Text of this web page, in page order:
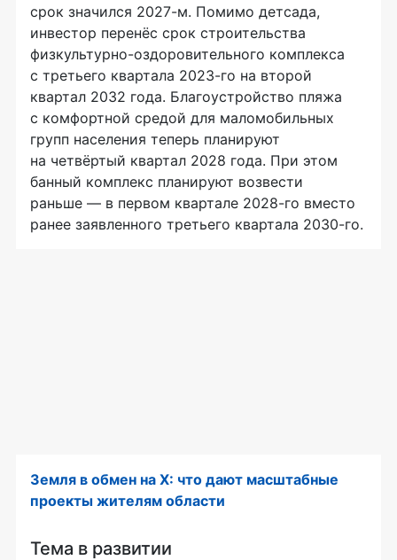
срок значился 2027-м. Помимо детсада,
инвестор перенёс срок строительства
физкультурно-оздоровительного комплекса
с третьего квартала 2023-го на второй
квартал 2032 года. Благоустройство пляжа
с комфортной средой для маломобильных
групп населения теперь планируют
на четвёртый квартал 2028 года. При этом
банный комплекс планируют возвести
раньше — в первом квартале 2028-го вместо
ранее заявленного третьего квартала 2030-го.
Земля в обмен на Х: что дают масштабные
проекты жителям области
Тема в развитии